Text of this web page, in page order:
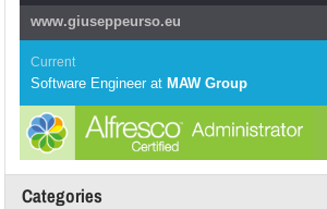
www.giuseppeurso.eu
Current
Software Engineer at MAW Group
Categories